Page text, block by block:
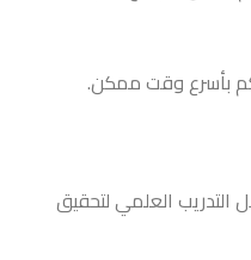
بأسرع وقت ممكن.
التدريب العلمي لتحقيق